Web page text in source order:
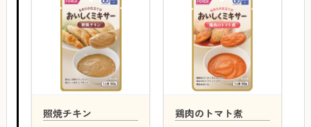
照焼チキン
鶏肉のトマト煮